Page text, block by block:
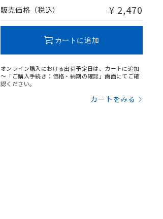
販売価格（税込） ¥ 2,470
カートに追加
オンライン購入における出荷予定日は、カートに追加
～「ご購入手続き：価格・納期の確認」画面にてご確
認ください。
カートをみる